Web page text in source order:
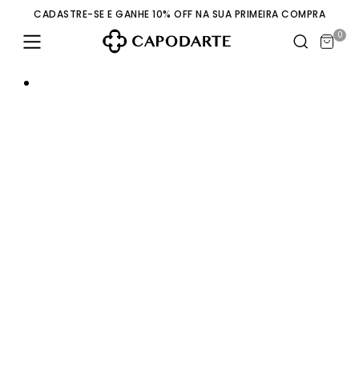
CADASTRE-SE E GANHE 10% OFF NA SUA PRIMEIRA COMPRA
0